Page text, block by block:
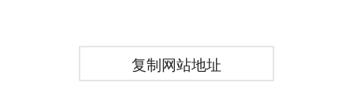
复制网站地址